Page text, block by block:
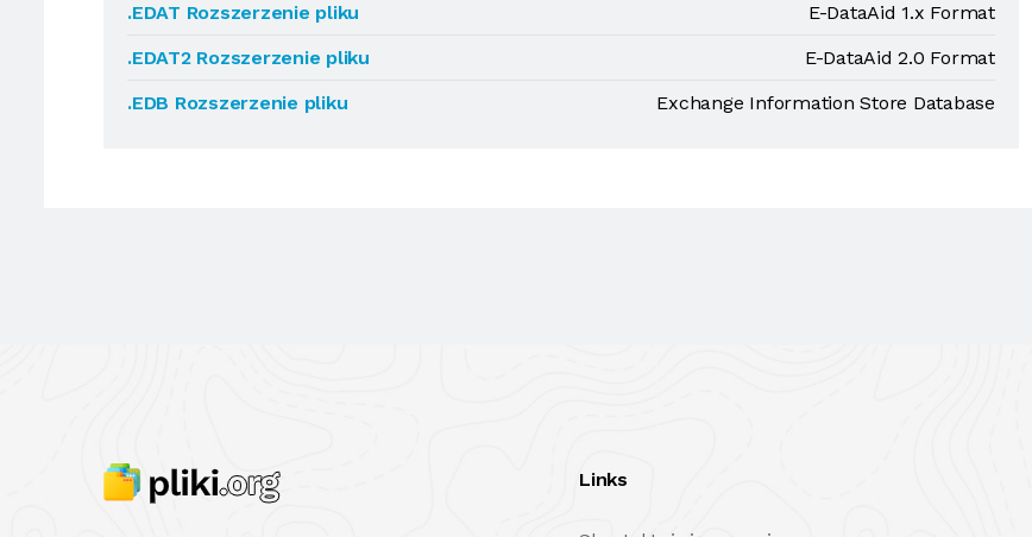
.EDAT Rozszerzenie pliku
E-DataAid 1.x Format
.EDAT2 Rozszerzenie pliku
E-DataAid 2.0 Format
.EDB Rozszerzenie pliku
Exchange Information Store Database
Links